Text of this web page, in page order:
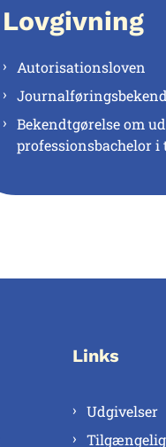
Lovgivning
Autorisationsloven
Bekendtgørelse om
professionsbachelor i
Links
Udgivelser